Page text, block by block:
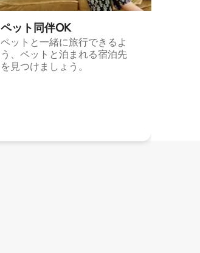
ペット同⁠伴OK
ペットと一緒に旅行できるよ
う、ペットと泊まれる宿泊先
を見つけましょう。